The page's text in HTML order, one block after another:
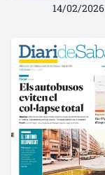
14/02/2026